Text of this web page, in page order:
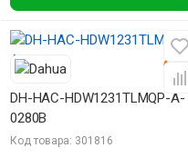
DH-HAC-HDW1231TLMQP-A-
0280B
Код товара: 301816